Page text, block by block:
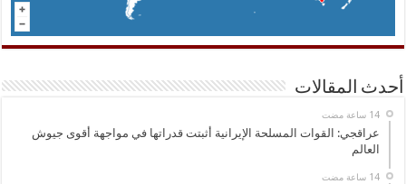
أحدث المقالات
‏14 ساعة مضت
عراقجي: القوات المسلحة الإيرانية أثبتت قدراتها في مواجهة أقوى جيوش
العالم
‏14 ساعة مضت